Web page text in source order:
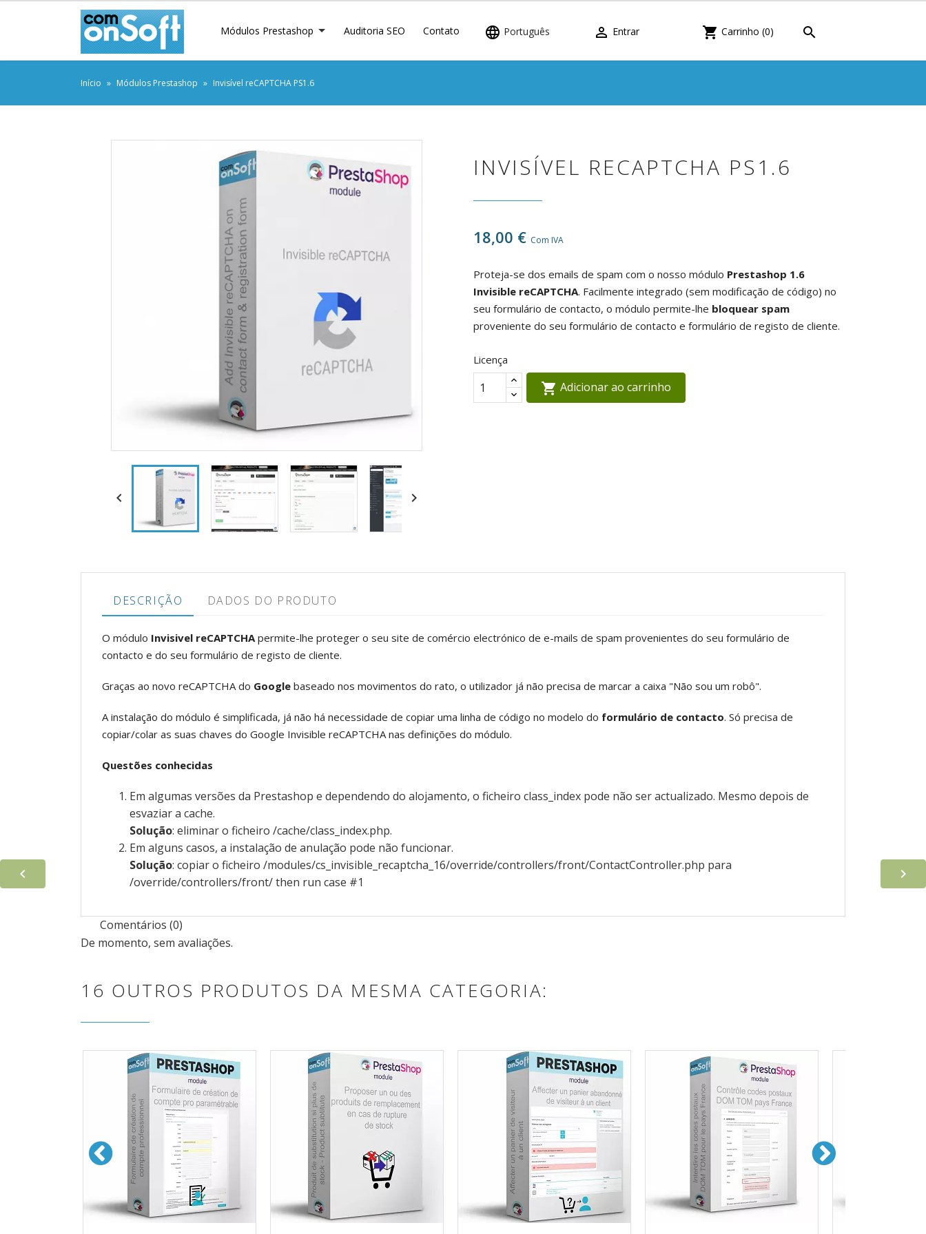
Módulos Prestashop Auditoria SEO Contato  Português  Entrar shopping_cart Carrinho (0) 
Início Módulos Prestashop Invisível reCAPTCHA PS1.6
 
INVISÍVEL RECAPTCHA PS1.6
18,00 € Com IVA
Proteja-se dos emails de spam com o nosso módulo Prestashop 1.6
Invisible reCAPTCHA. Facilmente integrado (sem modificação de código) no
seu formulário de contacto, o módulo permite-lhe bloquear spam
proveniente do seu formulário de contacto e formulário de registo de cliente.
Licença
 Adicionar ao carrinho
DESCRIÇÃO DADOS DO PRODUTO
O módulo Invisivel reCAPTCHApermite-lhe proteger o seu site de comércio electrónico de e-mails de spam provenientes do seu formulário de
contacto e do seu formulário de registo de cliente.
Graças ao novo reCAPTCHA do Google baseado nos movimentos do rato, o utilizador já não precisa de marcar a caixa "Não sou um robô".
A instalação do módulo é simplificada, já não há necessidade de copiar uma linha de código no modelo do formulário de contacto. Só precisa de
copiar/colar as suas chaves do Google Invisible reCAPTCHA nas definições do módulo.
Questões conhecidas
Em algumas versões da Prestashop e dependendo do alojamento, o ficheiro class_index pode não ser actualizado. Mesmo depois de
esvaziar a cache.
Solução: eliminar o ficheiro /cache/class_index.php.
Em alguns casos, a instalação de anulação pode não funcionar.
Solução: copiar o ficheiro /modules/cs_invisible_recaptcha_16/override/controllers/front/ContactController.php para
/override/controllers/front/ then run case #1
Comentários (0)
De momento, sem avaliações.
16 OUTROS PRODUTOS DA MESMA CATEGORIA:
 